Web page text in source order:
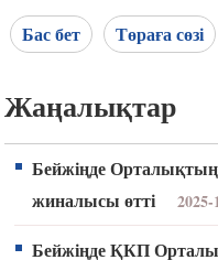
Бас бет Төраға сөзі
Жаңалықтар
Бейжіңде
жиналысы өтті
Бейжіңде ҚКП